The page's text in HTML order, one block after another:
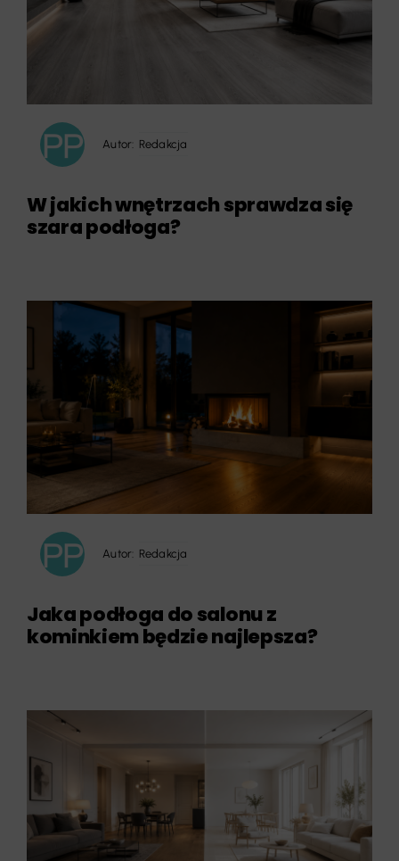
Autor: Redakcja
W jakich wnętrzach sprawdza się
szara podłoga?
Autor: Redakcja
Jaka podłoga do salonu z
kominkiem będzie najlepsza?